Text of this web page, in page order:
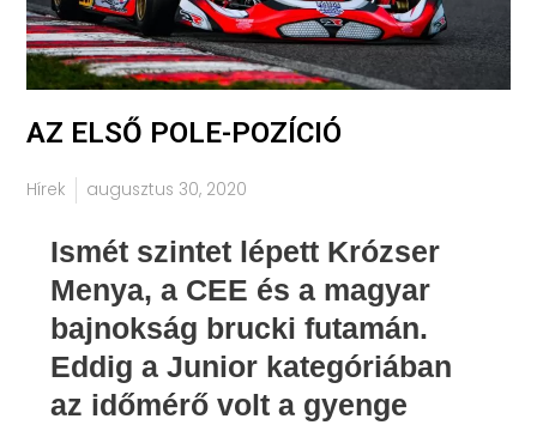
AZ ELSŐ POLE-POZÍCIÓ
Hírek augusztus 30, 2020
Ismét szintet lépett Krózser
Menya, a CEE és a magyar
bajnokság brucki futamán.
Eddig a Junior kategóriában
az időmérő volt a gyenge